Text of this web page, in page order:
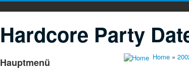
Hardcore Party
Hauptmenü Home »